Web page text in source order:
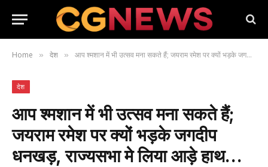
Home » देश » आप श्मशान में भी उत्सव मना सकते हैं; जयराम रमेश पर क्यों भड़के जगदीप धनखड़, राज्यसभा मे लिया आड़े हाथ…
देश
आप श्मशान में भी उत्सव मना सकते हैं;
जयराम रमेश पर क्यों भड़के जगदीप
धनखड़, राज्यसभा मे लिया आड़े हाथ…